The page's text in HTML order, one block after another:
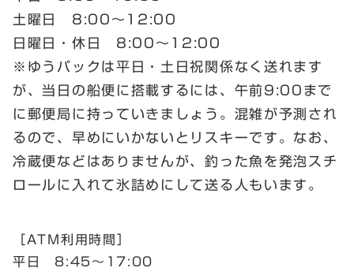
土曜日 8:00〜12:00
日曜日・休日 8:00〜12:00
※ゆうパックは平日・土日祝関係なく送れます
が、当日の船便に搭載するには、午前9:00まで
に郵便局に持っていきましょう。混雑が予測され
るので、早めにいかないとリスキーです。なお、
冷蔵便などはありませんが、釣った魚を発泡スチ
ロールに入れて氷詰めにして送る人もいます。
［ATM利用時間］
平日 8:45〜17:00